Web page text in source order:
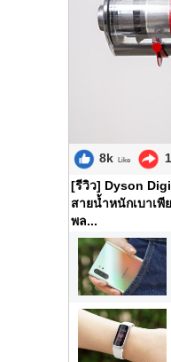
8k Like
[รีวิว] Dyson
สายน้ำหนักเบาเพี
พล...